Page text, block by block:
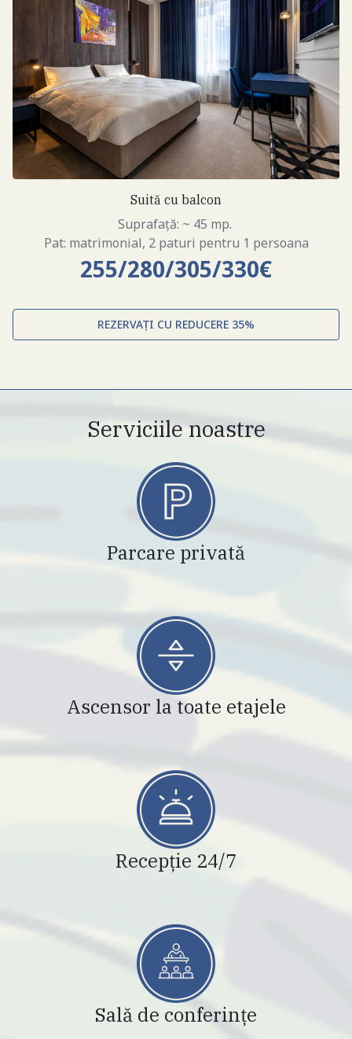
Suită cu balcon
Suprafață: ~ 45 mp.
Pat: matrimonial, 2 paturi pentru 1 persoana
255/280/305/330€
REZERVAȚI CU REDUCERE 35%
Serviciile noastre
Parcare privată
Ascensor la toate etajele
Recepție 24/7
Sală de conferințe